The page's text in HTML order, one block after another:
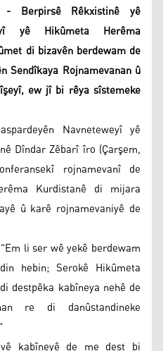
- Berpirsê Rêkxistinê yê
yê Hikûmeta Herêma
di bizavên berdewam de
Sendîkaya Rojnamevanan û
ew jî bi rêya sîstemeke
Navneteweyî yê
Dîndar Zêbarî îro (Çarşem,
rojnamevanî de
Kurdistanê di mijara
û karê rojnamevaniyê de
li ser wê yekê berdewam
hebin; Serokê Hikûmeta
destpêka kabîneya nehê de
re di danûstandineke